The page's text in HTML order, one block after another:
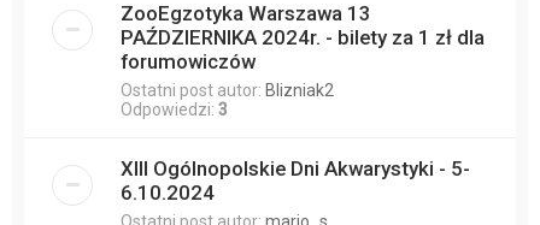
ZooEgzotyka Warszawa 13
PAŹDZIERNIKA 2024r. - bilety za 1 zł dla
forumowiczów
Ostatni post autor: Blizniak2
Odpowiedzi: 3
XIII Ogólnopolskie Dni Akwarystyki - 5-
6.10.2024